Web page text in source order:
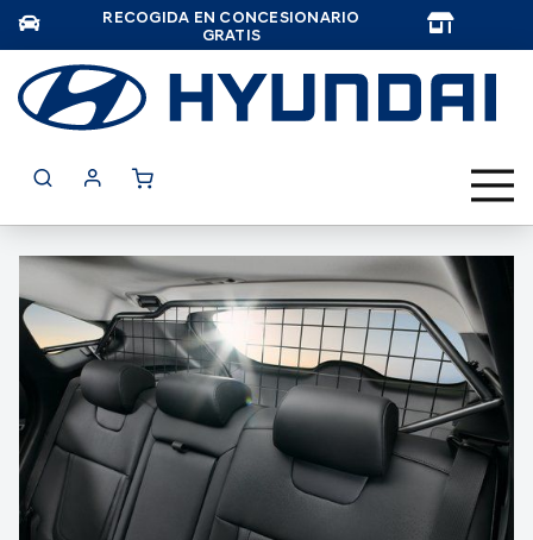
RECOGIDA EN CONCESIONARIO
GRATIS
Saltar
al
final
la
galería
de
imágenes